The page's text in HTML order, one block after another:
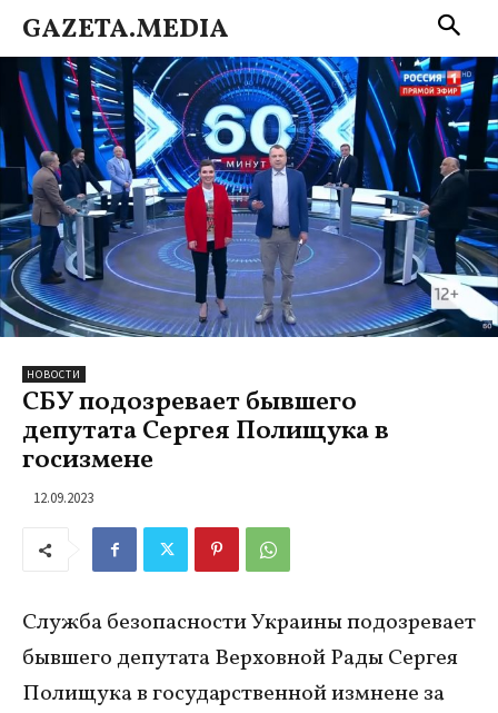
GAZETA.MEDIA
НОВОСТИ
СБУ подозревает бывшего
депутата Сергея Полищука в
госизмене
12.09.2023
Служба безопасности Украины подозревает
бывшего депутата Верховной Рады Сергея
Полищука в государственной измнене за